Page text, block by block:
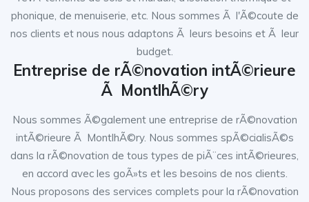
phonique, de menuiserie, etc. Nous sommes Ã l'Ã©coute de
nos clients et nous nous adaptons Ã leurs besoins et Ã leur
budget.
Entreprise de rÃ©novation intÃ©rieure
Ã MontlhÃ©ry
Nous sommes Ã©galement une entreprise de rÃ©novation
intÃ©rieure Ã MontlhÃ©ry. Nous sommes spÃ©cialisÃ©s
dans la rÃ©novation de tous types de piÃ¨ces intÃ©rieures,
en accord avec les goÃ»ts et les besoins de nos clients.
Nous proposons des services complets pour la rÃ©novation